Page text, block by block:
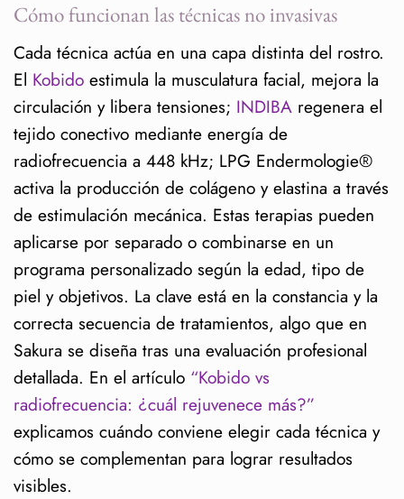
¿El rejuvenecimiento facial
natural duele o deja marcas?
¿Se puede combinar Kobido
con INDIBA o LPG
Endermologie®?
¿Cuánto duran los efectos del
rejuvenecimiento facial?
¿Quién realiza los
tratamientos en Sakura Estética
Avanzada?
Agenda tu diagnóstico facial personalizado
Cómo funcionan las técnicas no invasivas
Cada técnica actúa en una capa distinta del rostro.
El Kobido estimula la musculatura facial, mejora la
circulación y libera tensiones; INDIBA regenera el
tejido conectivo mediante energía de
radiofrecuencia a 448 kHz; LPG Endermologie®
activa la producción de colágeno y elastina a través
de estimulación mecánica. Estas terapias pueden
aplicarse por separado o combinarse en un
programa personalizado según la edad, tipo de
piel y objetivos. La clave está en la constancia y la
correcta secuencia de tratamientos, algo que en
Sakura se diseña tras una evaluación profesional
detallada. En el artículo “Kobido vs
radiofrecuencia: ¿cuál rejuvenece más?”
explicamos cuándo conviene elegir cada técnica y
cómo se complementan para lograr resultados
visibles.